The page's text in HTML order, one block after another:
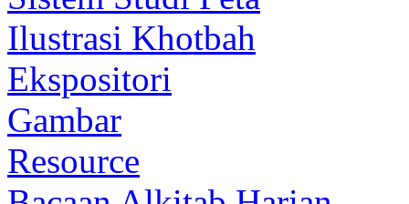
Ilustrasi Khotbah
Ekspositori
Gambar
Resource